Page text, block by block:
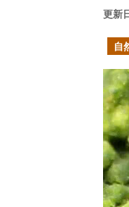
更新
自